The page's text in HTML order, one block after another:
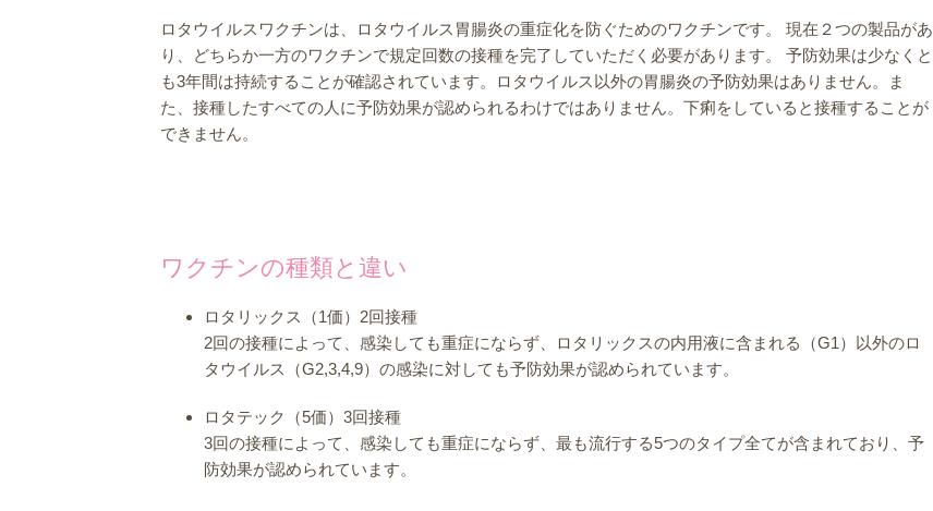
ロタウイルスワクチンは、ロタウイルス胃腸炎の重症化を防ぐためのワクチンです。 現在２つの製品があ
り、どちらか一方のワクチンで規定回数の接種を完了していただく必要があります。 予防効果は少なくと
も3年間は持続することが確認されています。ロタウイルス以外の胃腸炎の予防効果はありません。ま
た、接種したすべての人に予防効果が認められるわけではありません。下痢をしていると接種することが
できません。
ワクチンの種類と違い
ロタリックス（1価）2回接種
2回の接種によって、感染しても重症にならず、ロタリックスの内用液に含まれる（G1）以外のロ
タウイルス（G2,3,4,9）の感染に対しても予防効果が認められています。
ロタテック（5価）3回接種
3回の接種によって、感染しても重症にならず、最も流行する5つのタイプ全てが含まれており、予
防効果が認められています。